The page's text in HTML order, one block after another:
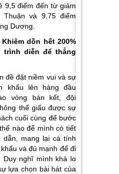
9,5 điểm đến từ giám
Thuận và 9,75 điểm
Dương.
dồn hết 200%
trình diễn để thẳng
đề đặt niềm vui và sự
khấu lên hàng đầu
vòng bán kết, đội
thể giấu được sự
cuối cùng để bước
nào để mình có tiết
dẫn, mang lại cá tính
và đủ mạnh để đi
Duy nghĩ mình khá lo
lựa chọn bài hát của